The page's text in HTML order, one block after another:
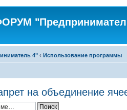
4" ‹ Использование программы
на объединение